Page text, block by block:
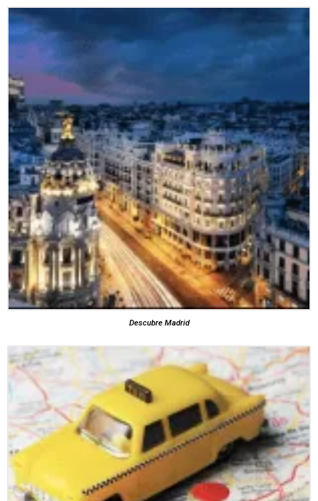
Descubre Madrid